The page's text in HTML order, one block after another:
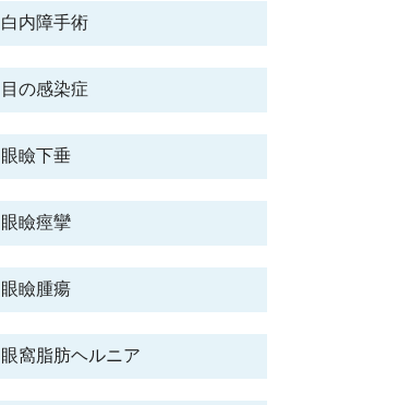
白内障手術
目の感染症
眼瞼下垂
眼瞼痙攣
眼瞼腫瘍
眼窩脂肪ヘルニア